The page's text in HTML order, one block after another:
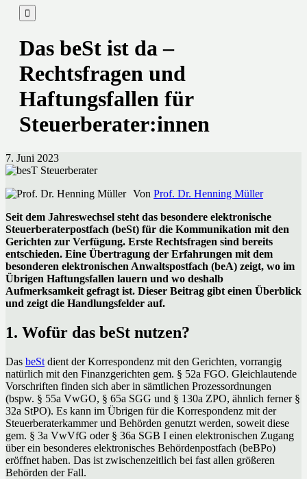

Das beSt ist da –
Rechtsfragen und
Haftungsfallen für
Steuerberater:innen
7. Juni 2023
Von Prof. Dr. Henning Müller
Seit dem Jahreswechsel steht das besondere elektronische
Steuerberaterpostfach (beSt) für die Kommunikation mit den
Gerichten zur Verfügung. Erste Rechtsfragen sind bereits
entschieden. Eine Übertragung der Erfahrungen mit dem
besonderen elektronischen Anwaltspostfach (beA) zeigt, wo im
Übrigen Haftungsfallen lauern und wo deshalb
Aufmerksamkeit gefragt ist. Dieser Beitrag gibt einen Überblick
und zeigt die Handlungsfelder auf.
1. Wofür das beSt nutzen?
Das beSt dient der Korrespondenz mit den Gerichten, vorrangig
natürlich mit den Finanzgerichten gem. § 52a FGO. Gleichlautende
Vorschriften finden sich aber in sämtlichen Prozessordnungen
(bspw. § 55a VwGO, § 65a SGG und § 130a ZPO, ähnlich ferner §
32a StPO). Es kann im Übrigen für die Korrespondenz mit der
Steuerberaterkammer und Behörden genutzt werden, soweit diese
gem. § 3a VwVfG oder § 36a SGB I einen elektronischen Zugang
über ein besonderes elektronisches Behördenpostfach (beBPo)
eröffnet haben. Das ist zwischenzeitlich bei fast allen größeren
Behörden der Fall.